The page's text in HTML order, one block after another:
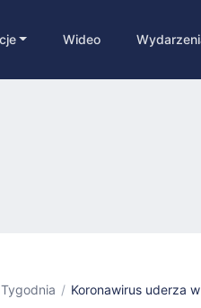
Wideo
Koronawirus uderza